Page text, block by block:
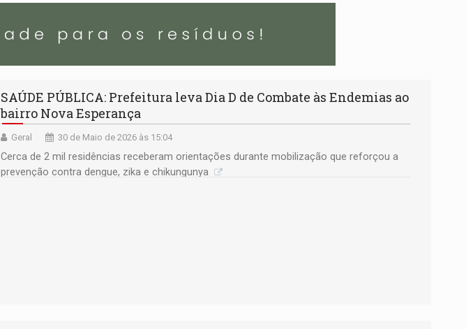
SAÚDE PÚBLICA: Prefeitura leva Dia D de Combate às Endemias ao
bairro Nova Esperança
Geral 30 de Maio de 2026 às 15:04
Cerca de 2 mil residências receberam orientações durante mobilização que reforçou a
prevenção contra dengue, zika e chikungunya